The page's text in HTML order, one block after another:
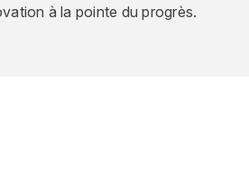
à la pointe du progrès.